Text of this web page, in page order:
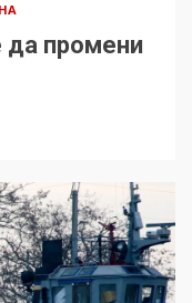
промени